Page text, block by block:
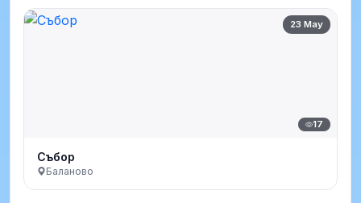
23 May
17
Събор
Баланово